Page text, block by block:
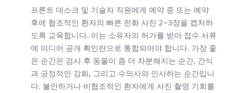
프론트 데스크 및 기술자 직원에게 예약 중 또는 예약
후에 협조적인 환자의 빠른 전화 사진 2~3장을 캡처하
도록 교육합니다. 이는 소유자의 허가를 받아 접수 서류
에 미디어 공개 확인란으로 통합되어야 합니다. 가장 좋
은 순간은 검사 후 동물이 좀 더 차분해지는 순간, 간식
과 긍정적인 강화, 그리고 수의사와 인사하는 순간입니
다. 불안하거나 비협조적인 환자에게 사진 촬영 기회를